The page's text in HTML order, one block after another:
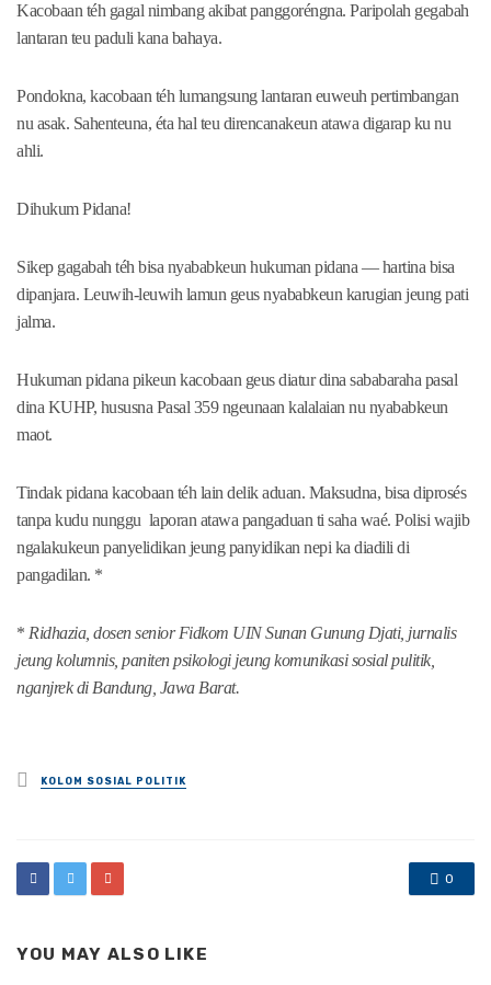
Kacobaan téh gagal nimbang akibat panggoréngna. Paripolah gegabah
lantaran teu paduli kana bahaya.
Pondokna, kacobaan téh lumangsung lantaran euweuh pertimbangan
nu asak. Sahenteuna, éta hal teu direncanakeun atawa digarap ku nu
ahli.
Dihukum Pidana!
Sikep gagabah téh bisa nyababkeun hukuman pidana — hartina bisa
dipanjara. Leuwih-leuwih lamun geus nyababkeun karugian jeung pati
jalma.
Hukuman pidana pikeun kacobaan geus diatur dina sababaraha pasal
dina KUHP, hususna Pasal 359 ngeunaan kalalaian nu nyababkeun
maot.
Tindak pidana kacobaan téh lain delik aduan. Maksudna, bisa diprosés
tanpa kudu nunggu laporan atawa pangaduan ti saha waé. Polisi wajib
ngalakukeun panyelidikan jeung panyidikan nepi ka diadili di
pangadilan. *
* Ridhazia, dosen senior Fidkom UIN Sunan Gunung Djati, jurnalis
jeung kolumnis, paniten psikologi jeung komunikasi sosial pulitik,
nganjrek di Bandung, Jawa Barat.
Posted
KOLOM SOSIAL POLITIK
0
YOU MAY ALSO LIKE